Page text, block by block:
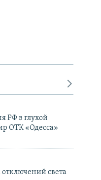
РФ в глухой
ОТК «Одесса»
отключений света